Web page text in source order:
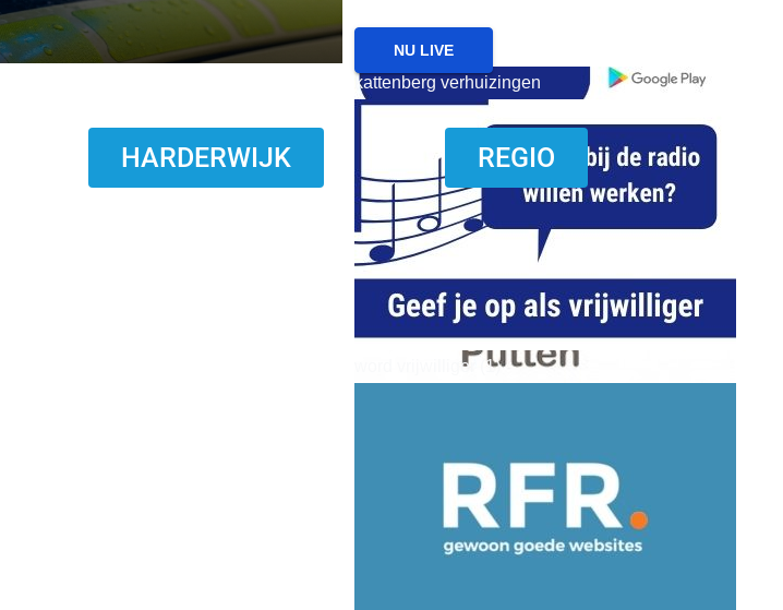
kattenberg verhuizingen
word vrijwilliger (1)
NU LIVE
HARDERWIJK REGIO